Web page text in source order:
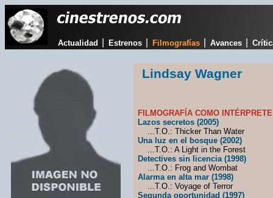
Actualidad Estrenos Filmografías Avances
Lindsay Wagner
FILMOGRAFÍA COMO
Lazos secretos (2005)
...T.O.: Thicker Than Water
Una luz en el bosque (2002)
...T.O.: A Light in the Forest
Detectives sin licencia (1998)
...T.O.: Frog and Wombat
Alarma en alta mar (1998)
...T.O.: Voyage of Terror
Segunda oportunidad (1997)